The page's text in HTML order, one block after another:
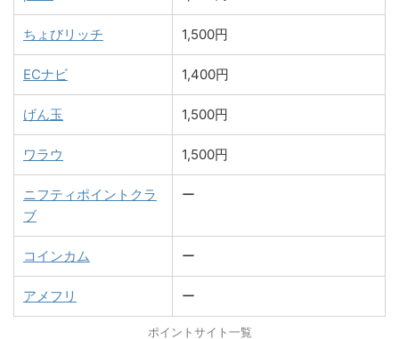
ちょびリッチ 1,500円
ECナビ 1,400円
げん玉 1,500円
ワラウ 1,500円
ニフティポイントクラ
ブ
ー
コインカム ー
アメフリ ー
ポイントサイト一覧